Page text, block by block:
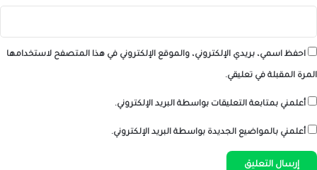
احفظ اسمي، بريدي الإلكتروني، والموقع الإلكتروني في هذا المتصفح لاستخدامها
المرة المقبلة في تعليقي.
أعلمني بمتابعة التعليقات بواسطة البريد الإلكتروني.
أعلمني بالمواضيع الجديدة بواسطة البريد الإلكتروني.